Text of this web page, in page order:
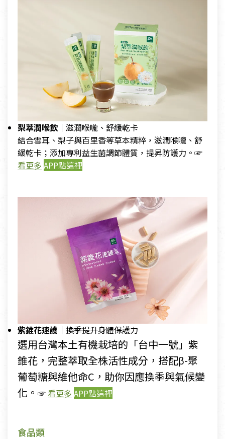
梨萃潤喉飲｜ 滋潤喉嚨、舒緩乾卡
結合雪耳、梨子與百里香等草本精粹，滋潤喉嚨、舒
緩乾卡；添加專利益生菌調節體質，提昇防護力。☞
看更多 APP點這裡
紫錐花速護｜ 換季提升身體保護力
選用台灣本土有機栽培的「台中一號」紫
錐花，完整萃取全株活性成分，搭配β-聚
葡萄糖與維他命C，助你因應換季與氣候變
化。 ☞看更多 APP點這裡
食品類